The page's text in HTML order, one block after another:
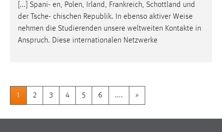
[...] Spani- en, Polen, Irland, Frankreich, Schottland und
der Tsche- chischen Republik. In ebenso aktiver Weise
nehmen die Studierenden unsere weltweiten Kontakte in
Anspruch. Diese internationalen Netzwerke
1 2 3 4 5 6 .... »